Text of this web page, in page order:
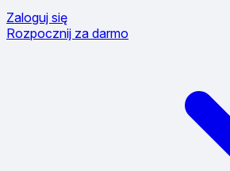
Zaloguj się
Rozpocznij za darmo